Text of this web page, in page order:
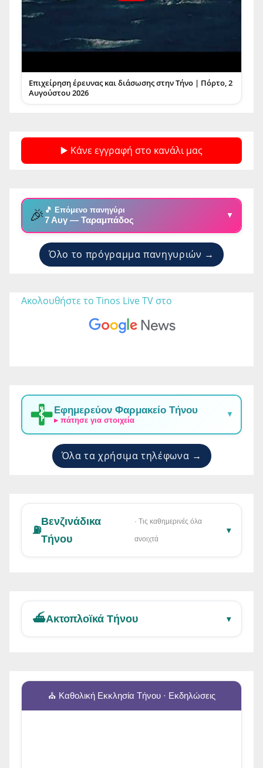
Επιχείρηση έρευνας και διάσωσης στην Τήνο | Πόρτο, 2
Αυγούστου 2026
▶️ Κάνε εγγραφή στο κανάλι μας
🎉 🎵 Επόμενο πανηγύρι
7 Αυγ — Ταραμπάδος ▼
Όλο το πρόγραμμα πανηγυριών →
Ακολουθήστε το Tinos Live TV στο
Εφημερεύον Φαρμακείο Τήνου
▸ πάτησε για στοιχεία
▼
Όλα τα χρήσιμα τηλέφωνα →
⛽
Βενζινάδικα
Τήνου
· Τις καθημερινές όλα
ανοιχτά
▾
⛴️Ακτοπλοϊκά Τήνου ▾
⛪ Καθολική Εκκλησία Τήνου · Εκδηλώσεις